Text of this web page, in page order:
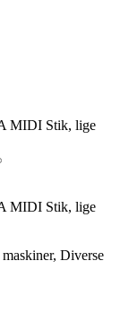
MIDI Stik, lige
MIDI Stik, lige
Diverse